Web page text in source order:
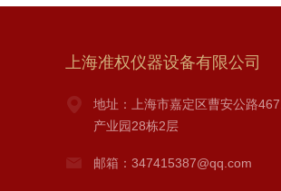
上海准权仪器设备有限公司
地址：上海市嘉定区曹安公路
产业园28栋2层
邮箱：347415387@qq.com